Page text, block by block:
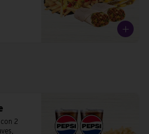
2